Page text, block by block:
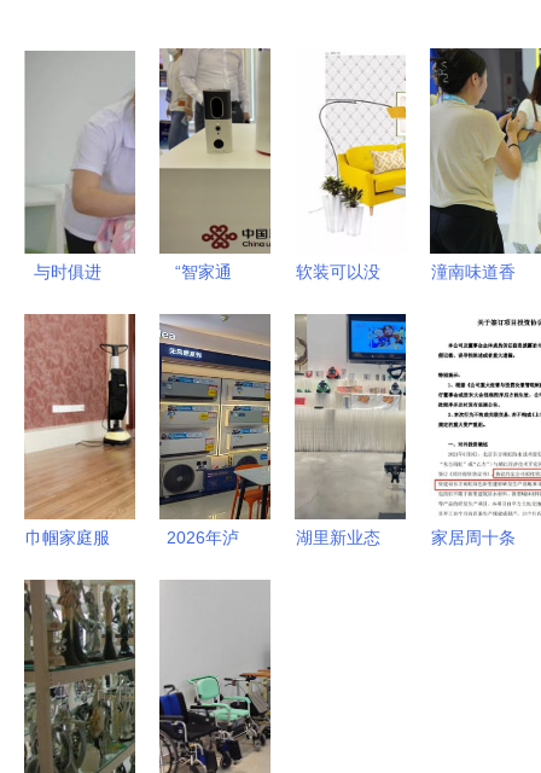
与时俱进
2018年吉
林省家庭服
务职业技能
大赛圆满闭
幕
“智家通
庭机器人火
种，融合创
新破局智能
烦恼
软装可以没
决不能没有
格调
潼南味道香
21家企业携
特色产品共
展未列明居
民服务业风
采
巾帼家庭服
节中的专业
与温度
2026年泸
牌推荐
湖里新业态
家居周十条